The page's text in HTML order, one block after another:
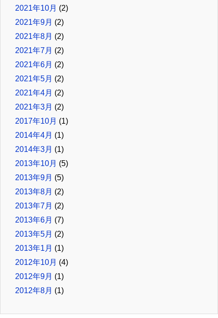
2021年10月 (2)
2021年9月 (2)
2021年8月 (2)
2021年7月 (2)
2021年6月 (2)
2021年5月 (2)
2021年4月 (2)
2021年3月 (2)
2017年10月 (1)
2014年4月 (1)
2014年3月 (1)
2013年10月 (5)
2013年9月 (5)
2013年8月 (2)
2013年7月 (2)
2013年6月 (7)
2013年5月 (2)
2013年1月 (1)
2012年10月 (4)
2012年9月 (1)
2012年8月 (1)